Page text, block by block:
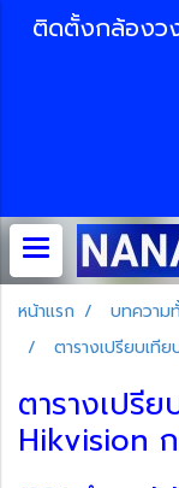
ติดตั้งกล้องว
หน้าแรก บทความ
ตารางเปรียบเ
ตารางเปรี
Hikvision